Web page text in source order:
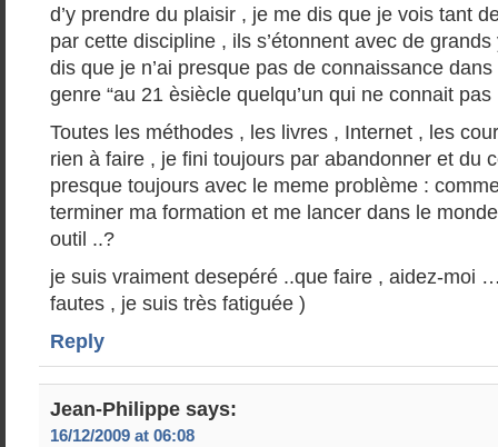
d’y prendre du plaisir , je me dis que je vois tant
par cette discipline , ils s’étonnent avec de
dis que je n’ai presque pas de connaissance
genre “au 21 èsiècle quelqu’un qui ne connait pas
Toutes les méthodes , les livres , Internet , les
rien à faire , je fini toujours par abandonner et du
presque toujours avec le meme problème :
terminer ma formation et me lancer dans le
outil ..?
je suis vraiment desepéré ..que faire , aidez-moi
fautes , je suis très fatiguée )
Reply
Jean-Philippe says:
16/12/2009 at 06:08